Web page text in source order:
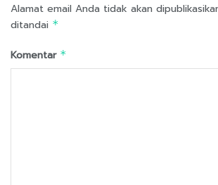
Alamat email Anda tidak akan
ditandai *
Komentar *